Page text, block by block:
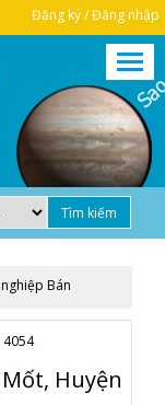
Đăng ký / Đăng nhập
Bán
4054
Huyện